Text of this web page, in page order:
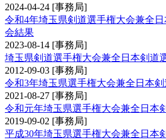
2024-04-24 [事務局]
令和4年埼玉県剣道選手権大会兼全
会結果
2023-08-14 [事務局]
埼玉県剣道選手権大会兼全日本剣道
2012-09-03 [事務局]
令和3年埼玉県選手権大会兼全日本
2021-08-27 [事務局]
令和元年埼玉県選手権大会兼全日本
2019-09-02 [事務局]
平成30年埼玉県選手権大会兼全日本